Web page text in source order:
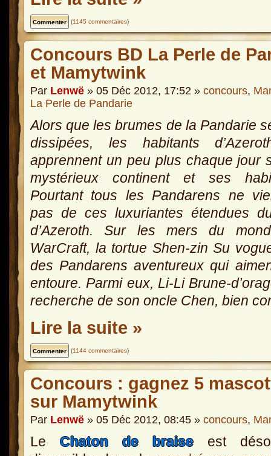
(1145 commentaires)
Concours BD La Perle de
et Mamytwink
Par Lenwë » 05 Déc 2012, 17:52 » concours,
La Perle de Pandarie
Alors que les brumes de la Pandarie
dissipées, les habitants
apprennent un peu plus chaque jour
mystérieux continent et ses
Pourtant tous les Pandarens ne
pas de ces luxuriantes étendues
d’Azeroth. Sur les mers du
WarCraft, la tortue Shen-zin Su
des Pandarens aventureux qui
entoure. Parmi eux, Li-Li Brune-
recherche de son oncle Chen, bien
Lire la suite »
(1144 commentaires)
Concours : gagnez 5
sur Mamytwink
Par Lenwë » 05 Déc 2012, 08:45 » concours,
LeChaton de braise est